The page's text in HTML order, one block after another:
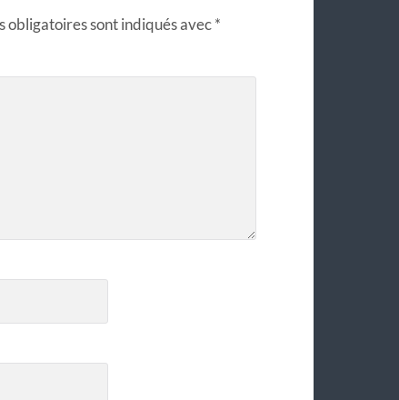
obligatoires sont indiqués avec*